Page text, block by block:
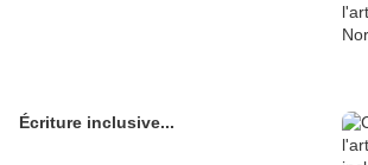
Écriture inclusive...